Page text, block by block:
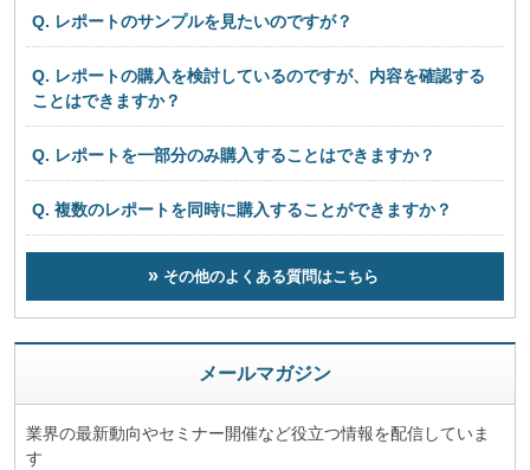
Q. レポートのサンプルを見たいのですが？
Q. レポートの購入を検討しているのですが、内容を確認する
ことはできますか？
Q. レポートを一部分のみ購入することはできますか？
Q. 複数のレポートを同時に購入することができますか？
その他のよくある質問はこちら
メールマガジン
業界の最新動向やセミナー開催など役立つ情報を配信していま
す